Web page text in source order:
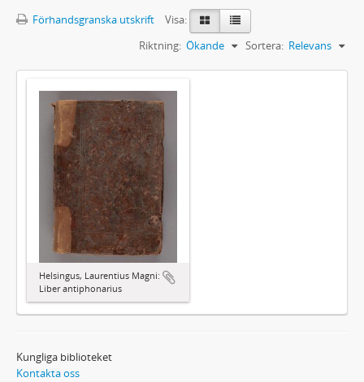
Förhandsgranska utskrift
Visa:
Sortera: Relevans
Riktning: Ökande
Helsingus, Laurentius Magni:
Liber antiphonarius
Kungliga biblioteket
Kontakta oss